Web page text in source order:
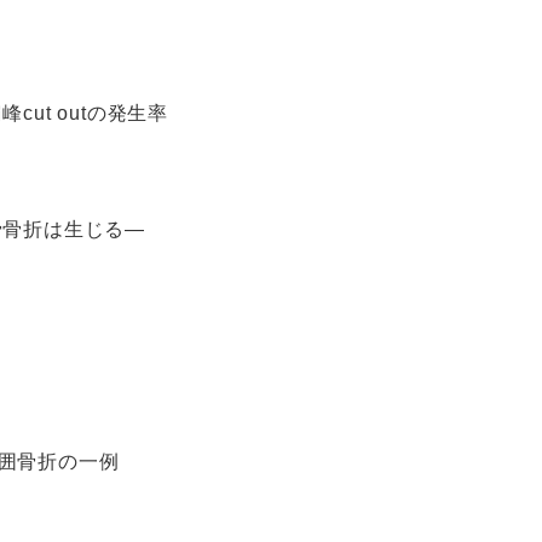
cut outの発生率
骨折は生じる―
骨折の一例